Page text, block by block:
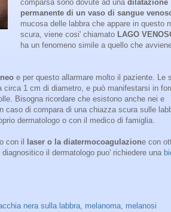
comparsa sono dovute ad una dilatazione
permanente di un vaso di sangue
mucosa delle labbra che appare in questo
scura, viene cosi' chiamato LAGO
ha un fenomeno simile a quello che
e per questo allarmare molto il paziente. Le
circa 1 cm di diametro, e può manifestarsi in
Bisogna ricordare che esistono anche nei e
caso di compara di una chiazza scura sulle
dermatologo o con il medico di famiglia.
con il laser o la diatermocoagulazione con
il dermatologo puo' richiedere una
nera sulla labbra melanoma melanosi